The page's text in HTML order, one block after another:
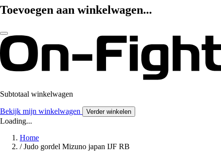
Toevoegen aan winkelwagen...
Subtotaal winkelwagen
Bekijk mijn winkelwagen Verder winkelen
Loading...
Home
/ Judo gordel Mizuno japan IJF RB